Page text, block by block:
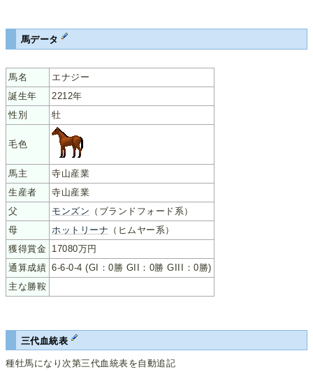
馬データ
馬名
エナジー
誕生年
2212年
性別
牡
毛色
馬主
寺山産業
生産者
寺山産業
父
モンズン （ブランドフォード系）
母
ホットリーナ （ヒムヤー系）
獲得賞金 17080万円
通算成績 6-6-0-4 (GI：0勝 GII：0勝 GIII：0勝)
主な勝鞍
三代血統表
種牡馬になり次第三代血統表を自動追記